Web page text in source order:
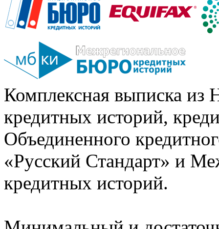
Комплексная выписка из
кредитных историй,
Объединенного
«Русский Стандарт» и
кредитных историй.